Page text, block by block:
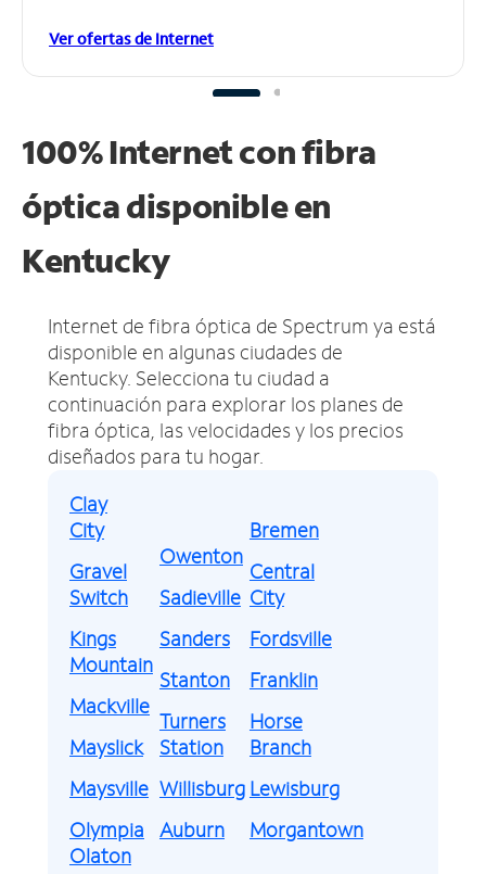
Ver ofertas de Internet
100% Internet con fibra
óptica disponible en
Kentucky
Internet de fibra óptica de Spectrum ya está
disponible en algunas ciudades de
Kentucky. Selecciona tu ciudad a
continuación para explorar los planes de
fibra óptica, las velocidades y los precios
diseñados para tu hogar.
Clay
City
Gravel
Switch
Kings
Mountain
Mackville
Mayslick
Maysville
Olympia
Owenton
Sadieville
Sanders
Stanton
Turners
Station
Willisburg
Auburn
Bremen
Central
City
Fordsville
Franklin
Horse
Branch
Lewisburg
Morgantown
Olaton